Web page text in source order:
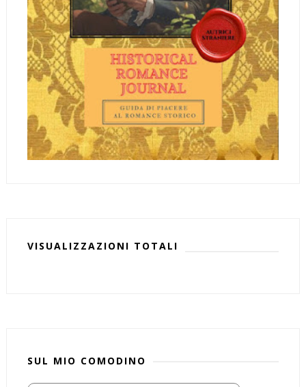
VISUALIZZAZIONI TOTALI
SUL MIO COMODINO